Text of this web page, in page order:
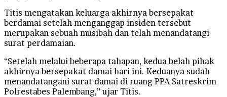
Titis mengatakan keluarga akhirnya bersepakat
berdamai setelah menganggap insiden tersebut
merupakan sebuah musibah dan telah menandatangi
surat perdamaian.
“Setelah melalui beberapa tahapan, kedua belah pihak
akhirnya bersepakat damai hari ini. Keduanya sudah
menandatangani surat damai di ruang PPA Satreskrim
Polrestabes Palembang,” ujar Titis.